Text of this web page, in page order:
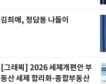
김희애, 청담동 나들이
[그래픽] 2026 세제개편안 부
동산 세제 합리화-종합부동산